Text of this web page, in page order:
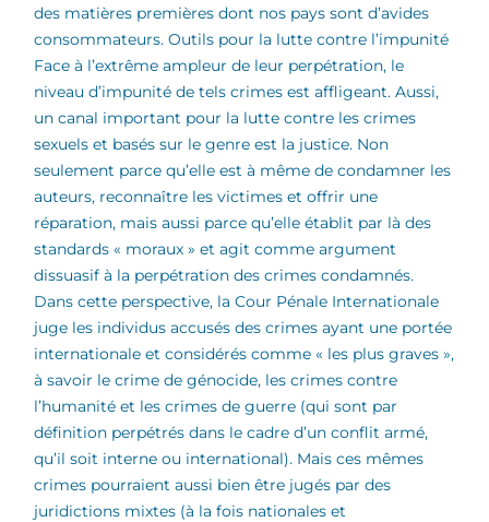
des matières premières dont nos pays sont d’avides
consommateurs.Outils pour la lutte contre l’impunité
Face à l’extrême ampleur de leur perpétration, le
niveau d’impunité de tels crimes est affligeant. Aussi,
un canal important pour la lutte contre les crimes
sexuels et basés sur le genre est la justice. Non
seulement parce qu’elle est à même de condamner les
auteurs, reconnaître les victimes et offrir une
réparation, mais aussi parce qu’elle établit par là des
standards « moraux » et agit comme argument
dissuasif à la perpétration des crimes condamnés.
Dans cette perspective, la Cour Pénale Internationale
juge les individus accusés des crimes ayant une portée
internationale et considérés comme « les plus graves »,
à savoir le crime de génocide, les crimes contre
l’humanité et les crimes de guerre (qui sont par
définition perpétrés dans le cadre d’un conflit armé,
qu’il soit interne ou international). Mais ces mêmes
crimes pourraient aussi bien être jugés par des
juridictions mixtes (à la fois nationales et